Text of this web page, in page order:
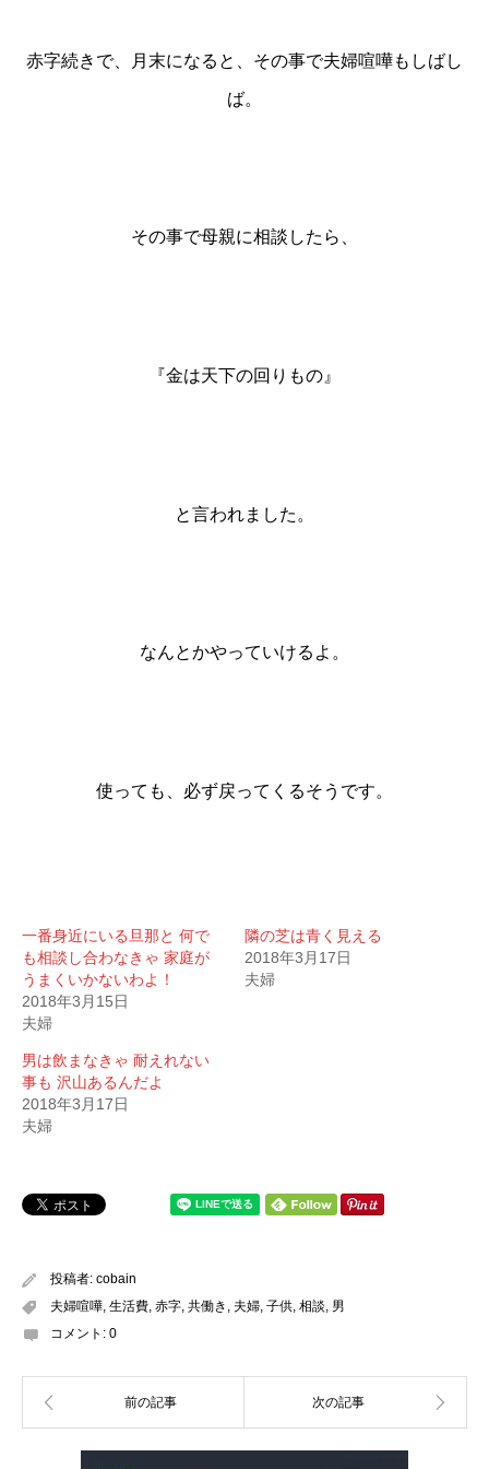
赤字続きで、月末になると、 その事で夫婦喧嘩もしばし
ば。
その事で母親に相談したら、
『金は天下の回りもの』
と言われました。
なんとかやっていけるよ。
使っても、必ず戻ってくるそうです。
一番身近にいる旦那と 何で
も相談し合わなきゃ 家庭が
うまくいかないわよ！
2018年3月15日
夫婦
隣の芝は青く見える
2018年3月17日
夫婦
男は飲まなきゃ 耐えれない
事も 沢山あるんだよ
2018年3月17日
夫婦
投稿者: cobain
夫婦喧嘩, 生活費, 赤字, 共働き , 夫婦, 子供, 相談, 男
コメント: 0